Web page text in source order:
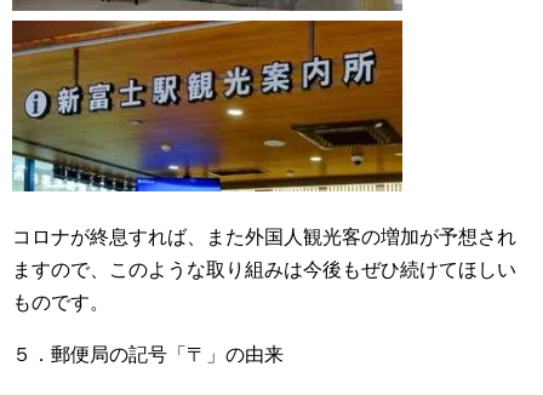
コロナが終息すれば、また外国人観光客の増加が予想され
ますので、このような取り組みは今後もぜひ続けてほしい
ものです。
５．郵便局の記号「〒」の由来